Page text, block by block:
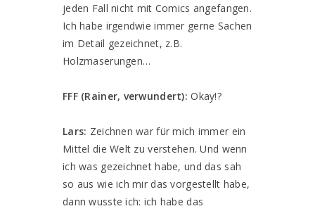
jeden Fall nicht mit Comics angefangen.
Ich habe irgendwie immer gerne Sachen
im Detail gezeichnet, z.B.
Holzmaserungen…
FFF (Rainer, verwundert): Okay!?
Lars: Zeichnen war für mich immer ein
Mittel die Welt zu verstehen. Und wenn
ich was gezeichnet habe, und das sah
so aus wie ich mir das vorgestellt habe,
dann wusste ich: ich habe das